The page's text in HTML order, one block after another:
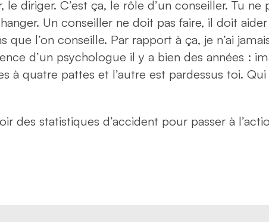
le diriger. C’est ça, le rôle d’un conseiller. Tu
Un conseiller ne doit pas faire, il doit
que l’on conseille. Par rapport à ça, je n’ai
d’un psychologue il y a bien des années :
à quatre pattes et l’autre est pardessus toi.
des statistiques d’accident pour passer à